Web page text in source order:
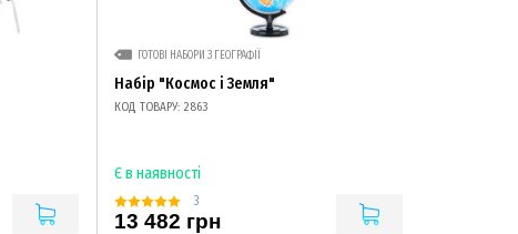
ГОТОВІ НАБОРИ З ГЕОГРАФІЇ
Набір "Космос і Земля"
КОД ТОВАРУ: 2863
Є в наявності
3
13 482 грн